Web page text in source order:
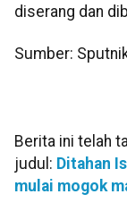
diserang dan
Sumber:
Berita ini telah
judul: Ditahan
mulai mogok